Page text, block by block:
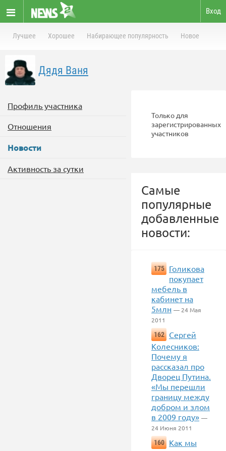
Вход
Лучшее Хорошее Набирающее популярность Новое
Дядя Ваня
Профиль участника
Отношения
Новости
Активность за сутки
Только для
зарегистрированных
участников
Самые
популярные
добавленные
новости:
175
Голикова
покупает
мебель в
кабинет на
5млн — 24 Мая
2011
162
Сергей
Колесников:
Почему я
рассказал про
Дворец Путина.
«Мы перешли
границу между
добром и злом
в 2009 году» —
24 Июня 2011
160
Как мы